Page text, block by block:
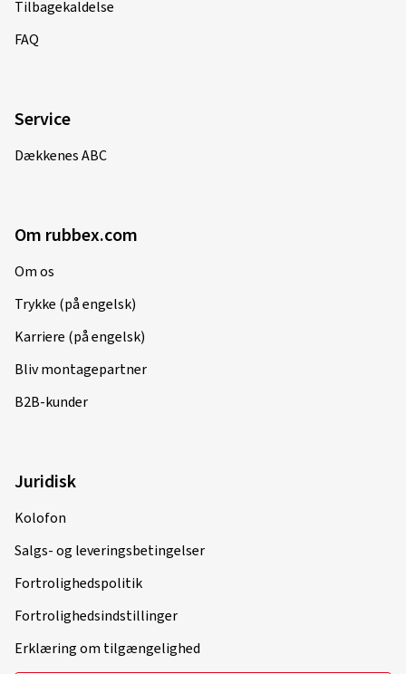
Tilbagekaldelse
FAQ
Service
Dækkenes ABC
Om rubbex.com
Om os
Trykke (på engelsk)
Karriere (på engelsk)
Bliv montagepartner
B2B-kunder
Juridisk
Kolofon
Salgs- og leveringsbetingelser
Fortrolighedspolitik
Fortrolighedsindstillinger
Erklæring om tilgængelighed